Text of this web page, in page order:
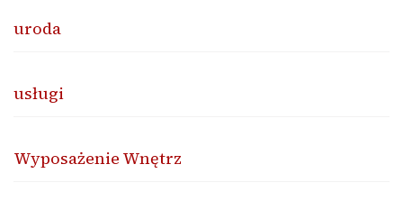
uroda
usługi
Wyposażenie Wnętrz